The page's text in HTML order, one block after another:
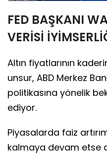
FED BAŞKANI
VERİSİ
Altın fiyatlarının
unsur, ABD Merkez
politikasına yönelik
ediyor.
Piyasalarda faiz
kalmaya devam etse